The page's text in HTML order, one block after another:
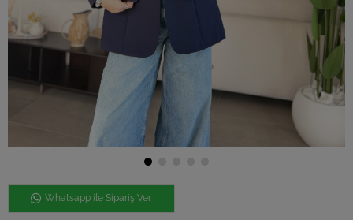
Whatsapp ile Sipariş Ver